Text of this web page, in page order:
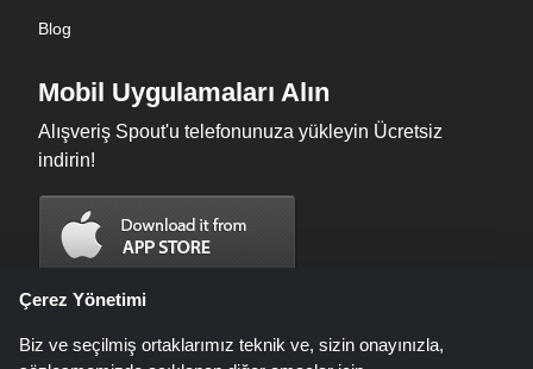
Blog
Mobil Uygulamaları Alın
Alışveriş Spout'u telefonunuza yükleyin Ücretsiz
indirin!
Çerez Yönetimi
Biz ve seçilmiş ortaklarımız teknik ve, sizin onayınızla,